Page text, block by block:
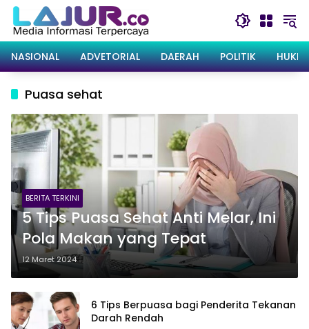
Langsung
konten
NASIONAL
ADVETORIAL DAERAH POLITIK
Puasa sehat
BERITA TERKINI
5 Tips Puasa Sehat Anti Melar, Ini
Pola Makan yang Tepat
12 Maret 2024
6 Tips Berpuasa bagi Penderita Tekanan
Darah Rendah